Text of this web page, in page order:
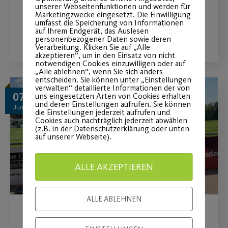
WEITERLESEN
07
Juni
BROCHIER Gruppe bleibt
unserer Webseitenfunktionen und werden für
Marketingzwecke eingesetzt. Die Einwilligung
umfasst die Speicherung von Informationen
auf Ihrem Endgerät, das Auslesen
personenbezogener Daten sowie deren
Verarbeitung. Klicken Sie auf „Alle
akzeptieren“, um in den Einsatz von nicht
notwendigen Cookies einzuwilligen oder auf
„Alle ablehnen“, wenn Sie sich anders
entscheiden. Sie können unter „Einstellungen
verwalten“ detaillierte Informationen der von
uns eingesetzten Arten von Cookies erhalten
und deren Einstellungen aufrufen. Sie können
die Einstellungen jederzeit aufrufen und
Cookies auch nachträglich jederzeit abwählen
(z.B. in der Datenschutzerklärung oder unten
auf unserer Webseite).
ALLE AKZEPTIEREN
ALLE ABLEHNEN